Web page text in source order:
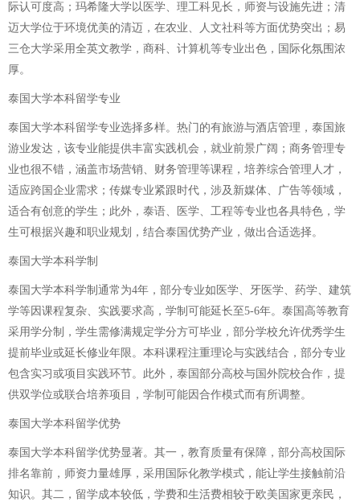
际认可度高；玛希隆大学以医学、理工科见长，师资与设施先进；清
迈大学位于环境优美的清迈，在农业、人文社科等方面优势突出；易
三仓大学采用全英文教学，商科、计算机等专业出色，国际化氛围浓
厚。
泰国大学本科留学专业
泰国大学本科留学专业选择多样。热门的有旅游与酒店管理，泰国旅
游业发达，该专业能提供丰富实践机会，就业前景广阔；商务管理专
业也很不错，涵盖市场营销、财务管理等课程，培养综合管理人才，
适应跨国企业需求；传媒专业紧跟时代，涉及新媒体、广告等领域，
适合有创意的学生；此外，泰语、医学、工程等专业也各具特色，学
生可根据兴趣和职业规划，结合泰国优势产业，做出合适选择。
泰国大学本科学制
泰国大学本科学制通常为4年，部分专业如医学、牙医学、药学、建筑
学等因课程复杂、实践要求高，学制可能延长至5-6年。泰国高等教育
采用学分制，学生需修满规定学分方可毕业，部分学校允许优秀学生
提前毕业或延长修业年限。本科课程注重理论与实践结合，部分专业
包含实习或项目实践环节。此外，泰国部分高校与国外院校合作，提
供双学位或联合培养项目，学制可能因合作模式而有所调整。
泰国大学本科留学优势
泰国大学本科留学优势显著。其一，教育质量有保障，部分高校国际
排名靠前，师资力量雄厚，采用国际化教学模式，能让学生接触前沿
知识。其二，留学成本较低，学费和生活费相较于欧美国家更亲民，